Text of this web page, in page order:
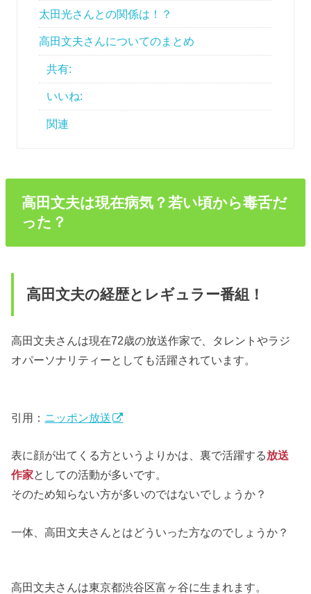
太田光さんとの関係は！？
高田文夫さんについてのまとめ
共有:
いいね:
関連
高田文夫は現在病気？若い頃から毒舌だ
った？
高田文夫の経歴とレギュラー番組！
高田文夫さんは現在72歳の放送作家で、タレントやラジ
オパーソナリティーとしても活躍されています。
引用： ニッポン放送
表に顔が出てくる方というよりかは、裏で活躍する放送
作家としての活動が多いです。
そのため知らない方が多いのではないでしょうか？
一体、高田文夫さんとはどういった方なのでしょうか？
高田文夫さんは東京都渋谷区富ヶ谷に生まれます。